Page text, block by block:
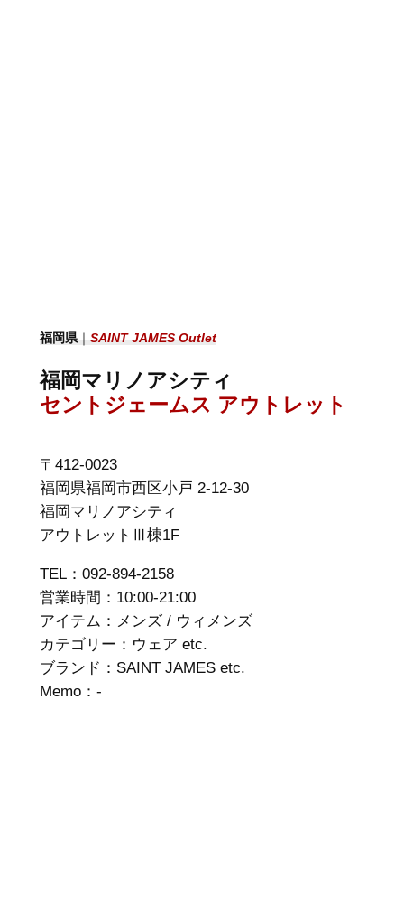
福岡県｜ SAINT JAMES Outlet
福岡マリノアシティ
セントジェームス アウトレット
〒412-0023
福岡県福岡市西区小戸 2-12-30
福岡マリノアシティ
アウトレットⅢ棟1F
TEL：092-894-2158
営業時間：10:00-21:00
アイテム：メンズ / ウィメンズ
カテゴリー：ウェア etc.
ブランド：SAINT JAMES etc.
Memo：-